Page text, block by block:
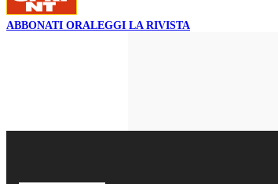
ABBONATI ORALEGGI LA RIVISTA